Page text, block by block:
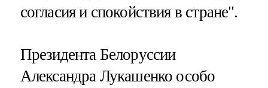
согласия и спокойствия в стране".
Президента Белоруссии
Александра Лукашенко особо